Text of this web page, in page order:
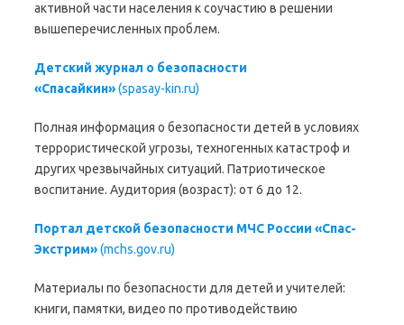
активной части населения к соучастию в решении
вышеперечисленных проблем.
Детский журнал о безопасности
«Спасайкин»(spasay-kin.ru)
Полная информация о безопасности детей в условиях
террористической угрозы, техногенных катастроф и
других чрезвычайных ситуаций. Патриотическое
воспитание. Аудитория (возраст): от 6 до 12.
Портал детской безопасности МЧС России «Спас-
Экстрим»(mchs.gov.ru)
Материалы по безопасности для детей и учителей:
книги, памятки, видео по противодействию